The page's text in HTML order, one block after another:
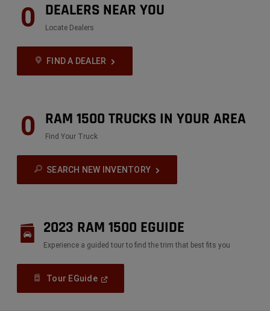
0 DEALERS NEAR YOU
Locate Dealers
FIND A DEALER
0 RAM 1500 TRUCKS IN YOUR AREA
Find Your Truck
SEARCH NEW INVENTORY
2023 RAM 1500 EGUIDE
Experience a guided tour to find the trim that best fits you
Tour EGuide( Open